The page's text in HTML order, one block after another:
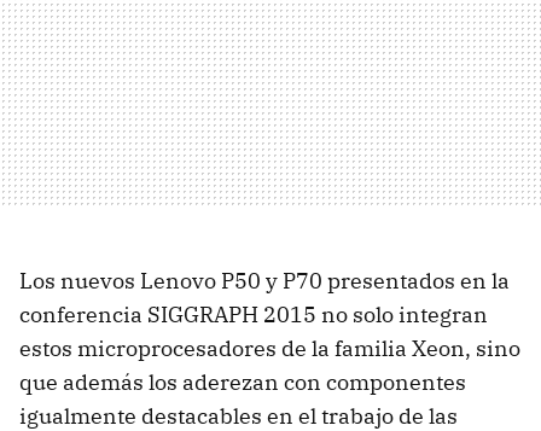
Los nuevos Lenovo P50 y P70 presentados en la
conferencia SIGGRAPH 2015 no solo integran
estos microprocesadores de la familia Xeon, sino
que además los aderezan con componentes
igualmente destacables en el trabajo de las